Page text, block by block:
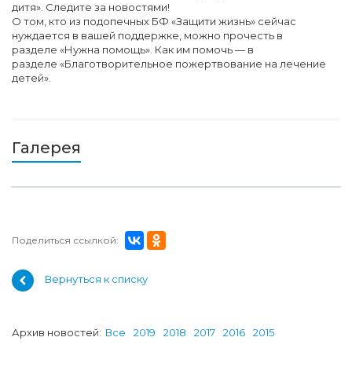
дитя». Следите за новостями!
О том, кто из подопечных БФ «Защити жизнь» сейчас
нуждается в вашей поддержке, можно прочесть в
разделе «Нужна помощь». Как им помочь — в
разделе «Благотворительное пожертвование на лечение
детей».
Галерея
Поделиться ссылкой:
Вернуться к списку
Архив новостей: Все 2019 2018 2017 2016 2015